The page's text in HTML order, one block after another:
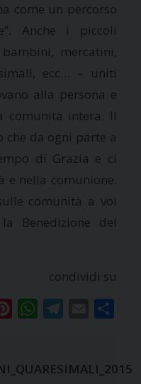
come un percorso
Anche i piccoli
mercatini,
ecc… – uniti
alla persona e
comunità intera. Il
che da ogni parte a
di Grazia e ci
e nella comunione.
comunità a voi
Benedizione del
condividi su
PinterestWhatsAppTelegram
Email